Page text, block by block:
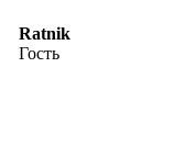
Ratnik
Гость